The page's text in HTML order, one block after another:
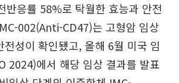
반응률 58%로 탁월한 효능과 안전
002(Anti-CD47)는 고형암 임상
전성이 확인됐고, 올해 6월 미국 임
2024)에서 해당 임상 결과를 발표